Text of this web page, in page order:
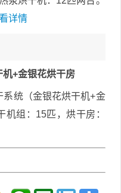
详情
+金银花烘干房
系统（金银花烘干机+金
组：15匹，烘干房：